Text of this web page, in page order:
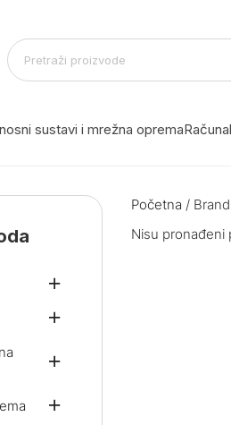
sustavi i mrežna oprema
Početna /
Nisu pronađeni